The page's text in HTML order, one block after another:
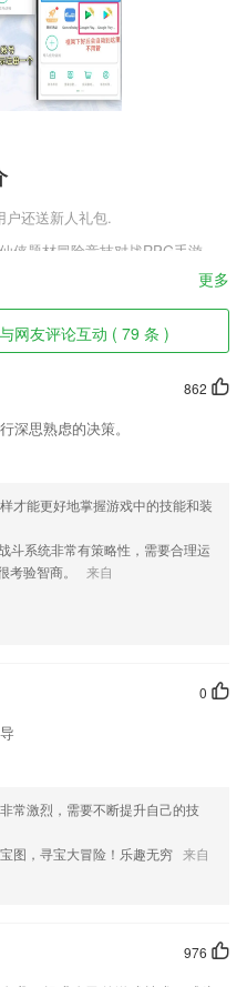
户还送新人礼包.
侠题材冒险竞技对战RPG手游，
的跨服战斗给玩家热血沸腾的感
个玩家都能选择自己喜欢的，全民
业，幻境厮杀到底，巅峰实力对
让我们的打字越来越熟练。
次元设计，多样化排版，百看不
具有趣味性，让您爱上做题；
缴费、认证等一体化的在线教育
点可以不断复习。
学习场景。
利于下一次使用app学习新知识；
?
更多
网友评论互动 ( 79 条 )
862
深思熟虑的决策。
才能更好地掌握游戏中的技能和装
斗系统非常有策略性，需要合理运
考验智商。
来自
0
常激烈，需要不断提升自己的技
图，寻宝大冒险！乐趣无穷 来自
976